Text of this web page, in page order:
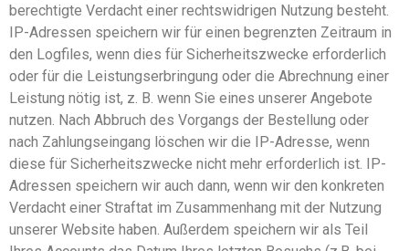
berechtigte Verdacht einer rechtswidrigen Nutzung besteht.
IP-Adressen speichern wir für einen begrenzten Zeitraum in
den Logfiles, wenn dies für Sicherheitszwecke erforderlich
oder für die Leistungserbringung oder die Abrechnung einer
Leistung nötig ist, z. B. wenn Sie eines unserer Angebote
nutzen. Nach Abbruch des Vorgangs der Bestellung oder
nach Zahlungseingang löschen wir die IP-Adresse, wenn
diese für Sicherheitszwecke nicht mehr erforderlich ist. IP-
Adressen speichern wir auch dann, wenn wir den konkreten
Verdacht einer Straftat im Zusammenhang mit der Nutzung
unserer Website haben. Außerdem speichern wir als Teil